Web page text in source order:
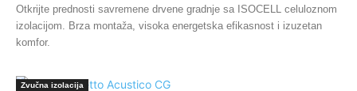
Otkrijte prednosti savremene drvene gradnje sa ISOCELL celuloznom
izolacijom. Brza montaža, visoka energetska efikasnost i izuzetan
komfor.
Zvučna izolacija